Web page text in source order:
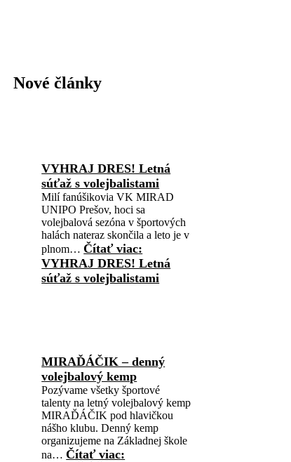
Nové články
VYHRAJ DRES! Letná
súťaž s volejbalistami
Milí fanúšikovia VK MIRAD
UNIPO Prešov, hoci sa
volejbalová sezóna v športových
halách nateraz skončila a leto je v
plnom…Čítať viac:
VYHRAJ DRES! Letná
súťaž s volejbalistami
MIRAĎÁČIK – denný
volejbalový kemp
Pozývame všetky športové
talenty na letný volejbalový kemp
MIRAĎÁČIK pod hlavičkou
nášho klubu. Denný kemp
organizujeme na Základnej škole
na…Čítať viac: